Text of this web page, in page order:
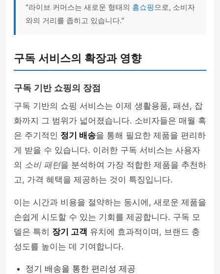
"라이브 커머스는 새로운 형태의 홈쇼핑으로, 소비자
와의 거리를 좁히고 있습니다."
구독 서비스의 확장과 영향
구독 기반 쇼핑의 장점
구독 기반의 쇼핑 서비스는 이제 생활용품, 패션, 잡
화까지 그 범위가 넓어졌습니다. 소비자들은 매월 혹
은 주기적인 정기 배송을 통해 필요한 제품을 편리하
게 받을 수 있습니다. 이러한 구독 서비스는 사용자
의 소비 패턴을 분석하여 가장 적합한 제품을 추천하
고, 가격 혜택을 제공하는 것이 특징입니다.
이는 시간과 비용을 절약하는 동시에, 새로운 제품을
손쉽게 시도할 수 있는 기회를 제공합니다. 구독 모
델은 특히 장기 고객 유치에 효과적이며, 브랜드 충
성도를 높이는 데 기여합니다.
정기 배송을 통한 편리성 제공